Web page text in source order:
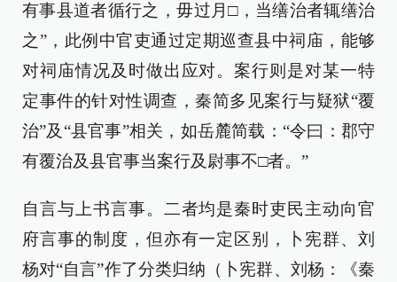
有事县道者循行之，毋过月□，当缮治者辄缮治
之”，此例中官吏通过定期巡查县中祠庙，能够
对祠庙情况及时做出应对。案行则是对某一特
定事件的针对性调查，秦简多见案行与疑狱“覆
治”及“县官事”相关，如岳麓简载：“令曰：郡守
有覆治及县官事当案行及尉事不□者。”
自言与上书言事。二者均是秦时吏民主动向官
府言事的制度，但亦有一定区别，卜宪群、刘
杨对“自言”作了分类归纳（卜宪群、刘杨：《秦